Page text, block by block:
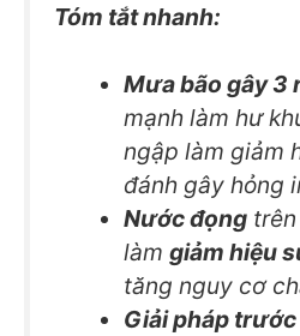
Tóm tắt nhanh:
Mưa bão gây 3
mạnh làm hư
ngập làm giảm
đánh gây hỏng
Nước đọngtrên
làm giảm hiệu
tăng nguy cơ
Giải pháp trước